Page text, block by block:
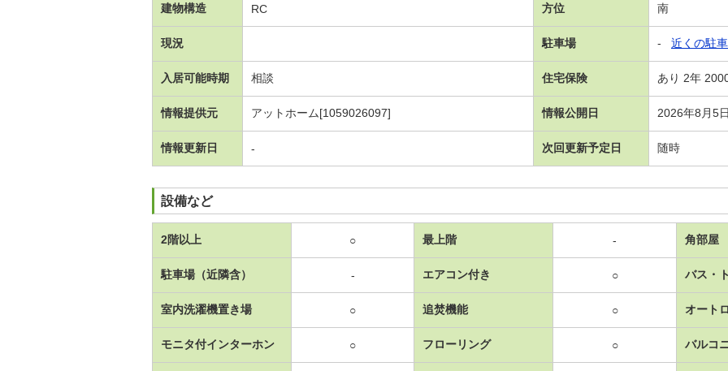
建物構造 RC 方位 南
現況 駐車場 - 近くの駐
入居可能時期 相談 住宅保険 あり 2年
情報提供元 アットホーム[1059026097] 情報公開日 2026年8月5日
情報更新日 - 次回更新予定日 随時
設備など
2階以上 ○ 最上階 - 角部屋
駐車場（近隣含） - エアコン付き ○ バス・
室内洗濯機置き場 ○ 追焚機能 ○ オート
モニタ付インターホン ○ フローリング ○ バルコ